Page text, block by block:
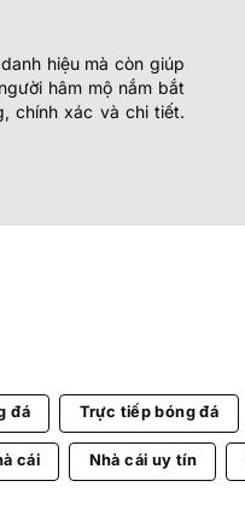
hiệu mà còn giúp
hâm mộ nắm bắt
chính xác và chi tiết.
đá Trực tiếp bóng đá
cái Nhà cái uy tín